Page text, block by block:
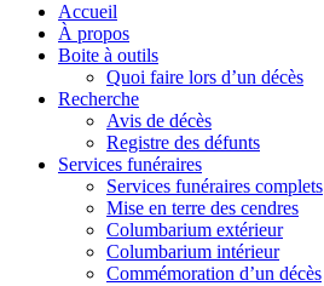
Accueil
À propos
Boite à outils
Quoi faire lors d’un décès
Recherche
Avis de décès
Registre des défunts
Services funéraires
Services funéraires complets
Mise en terre des cendres
Columbarium extérieur
Columbarium intérieur
Commémoration d’un décès